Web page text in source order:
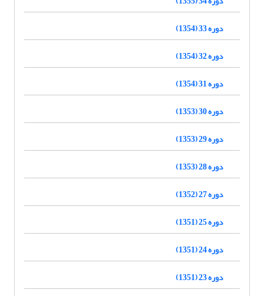
دوره 33 (1354)
دوره 32 (1354)
دوره 31 (1354)
دوره 30 (1353)
دوره 29 (1353)
دوره 28 (1353)
دوره 27 (1352)
دوره 25 (1351)
دوره 24 (1351)
دوره 23 (1351)